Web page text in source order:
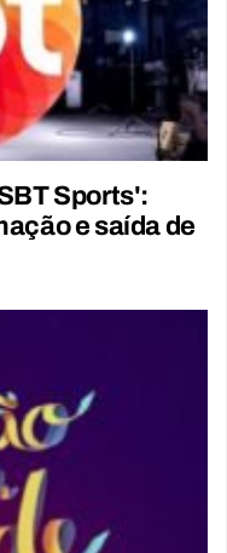
Sports':
e saída de